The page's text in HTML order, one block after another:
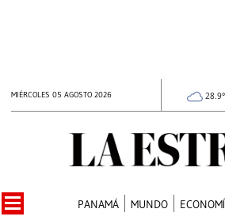
MIÉRCOLES 05 AGOSTO 2026
PANAMÁ MUNDO